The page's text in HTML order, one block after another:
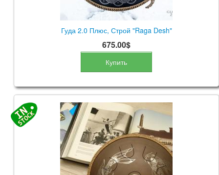
Гуда 2.0 Плюс, Строй "Raga Desh"
675.00$
Купить